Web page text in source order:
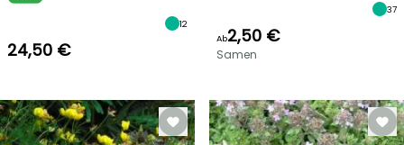
12
24,50 €
37
Ab2,50 €
Samen